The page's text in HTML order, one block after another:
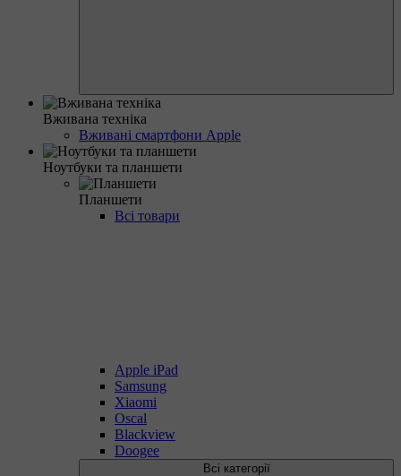
Вживана техніка
Вживані смартфони Apple
Ноутбуки та планшети
Планшети
Всі товари
Apple iPad
Samsung
Xiaomi
Oscal
Blackview
Doogee
Всі категорії